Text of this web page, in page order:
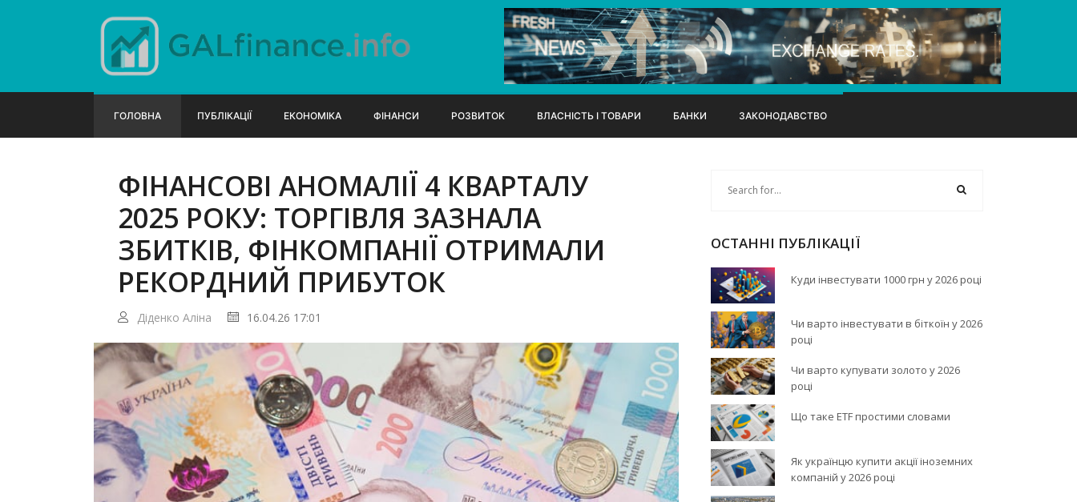
ГОЛОВНА ПУБЛІКАЦІЇ ЕКОНОМІКА ФІНАНСИ РОЗВИТОК ВЛАСНІСТЬ І ТОВАРИ БАНКИ ЗАКОНОДАВСТВО
ФІНАНСОВІ АНОМАЛІЇ 4 КВАРТАЛУ
2025 РОКУ: ТОРГІВЛЯ ЗАЗНАЛА
ЗБИТКІВ, ФІНКОМПАНІЇ ОТРИМАЛИ
РЕКОРДНИЙ ПРИБУТОК
Діденко Аліна 16.04.26 17:01
ОСТАННІ ПУБЛІКАЦІЇ
Куди інвестувати 1000 грн у 2026 році
Чи варто інвестувати в біткоїн у 2026
році
Чи варто купувати золото у 2026
році
Що таке ETF простими словами
Як українцю купити акції іноземних
компаній у 2026 році